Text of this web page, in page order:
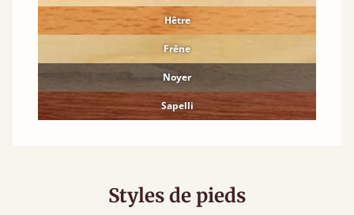
Hêtre
Frêne
Noyer
Sapelli
Styles de pieds